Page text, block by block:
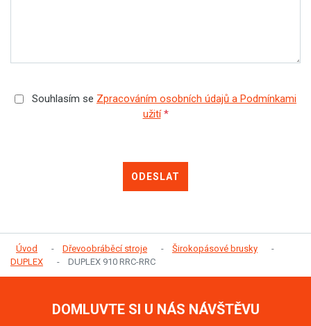
Souhlasím se Zpracováním osobních údajů a Podmínkami
užití *
ODESLAT
Úvod Dřevoobráběcí stroje
Širokopásové brusky
DUPLEX
DUPLEX 910 RRC-RRC
DOMLUVTE SI U NÁS NÁVŠTĚVU